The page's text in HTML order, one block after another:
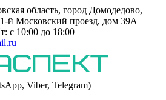
область, город Домодедово,
й Московский проезд, дом 39А
с 10:00 до 18:00
Viber, Telegram)